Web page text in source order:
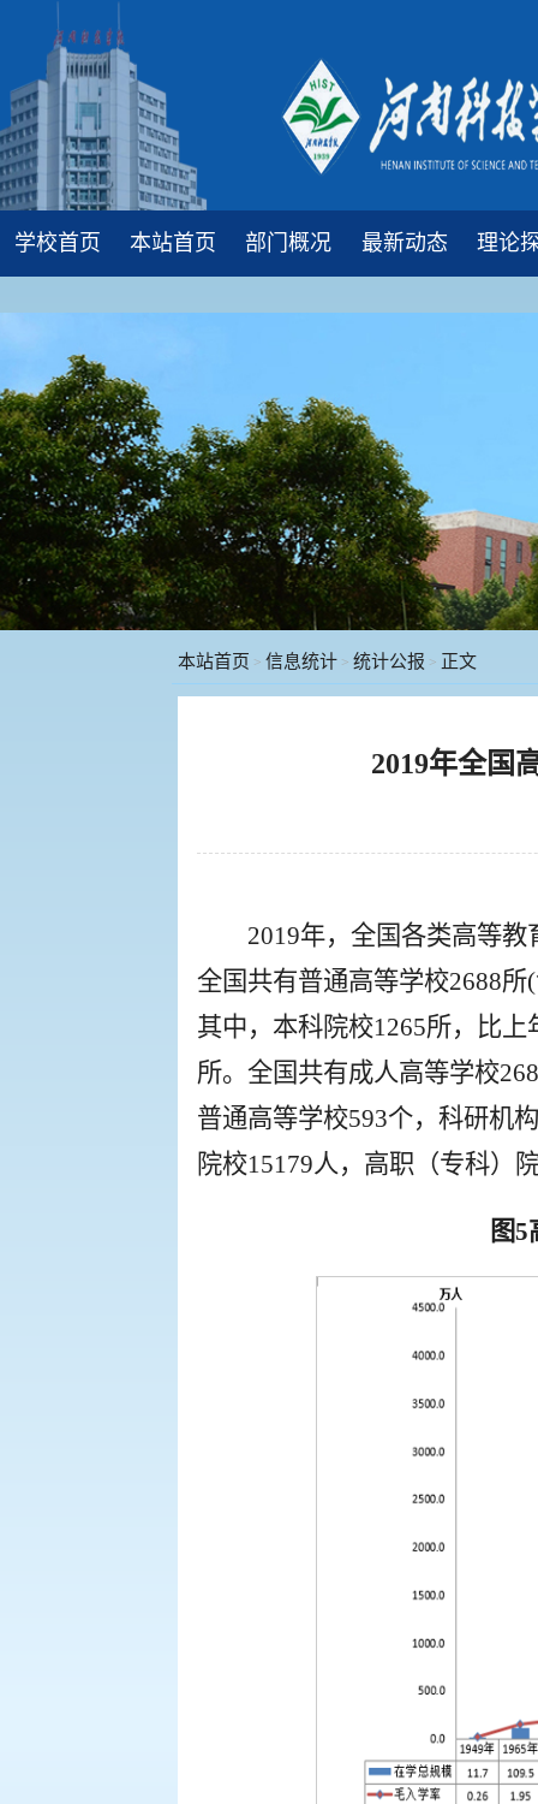
学校首页 本站首页 部门概况 最新动态 理论
本站首页 > 信息统计> 统计公报 > 正文
2019年全国
2019年，全国各类高等
全国共有普通高等学校2688
其中，本科院校1265所，比
所。全国共有成人高等学校
普通高等学校593个，科研机
院校15179人，高职（专科）
图